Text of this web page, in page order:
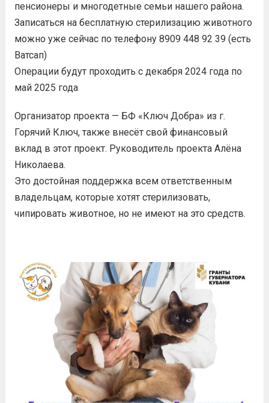
пенсионеры и многодетные семьи нашего района.
Записаться на бесплатную стерилизацию животного
можно уже сейчас по телефону 8909 448 92 39 (есть
Ватсап)
Операции будут проходить с декабря 2024 года по
май 2025 года
Организатор проекта — БФ «Ключ Добра» из г.
Горячий Ключ, также внесёт свой финансовый
вклад в этот проект. Руководитель проекта Алёна
Николаева.
Это достойная поддержка всем ответственным
владельцам, которые хотят стерилизовать,
чипировать животное, но не имеют на это средств.